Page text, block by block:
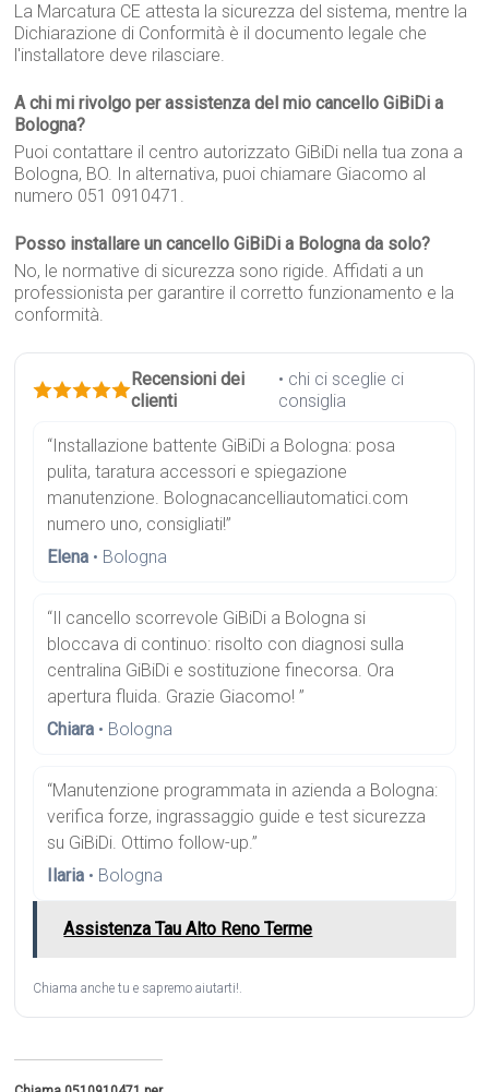
La Marcatura CE attesta la sicurezza del sistema, mentre la
Dichiarazione di Conformità è il documento legale che
l'installatore deve rilasciare.
A chi mi rivolgo per assistenza del mio cancello GiBiDi a
Bologna?
Puoi contattare il centro autorizzato GiBiDi nella tua zona a
Bologna, BO. In alternativa, puoi chiamare Giacomo al
numero 051 0910471.
Posso installare un cancello GiBiDi a Bologna da solo?
No, le normative di sicurezza sono rigide. Affidati a un
professionista per garantire il corretto funzionamento e la
conformità.
Recensioni dei
clienti
• chi ci sceglie ci
consiglia
“Installazione battente GiBiDi a Bologna: posa
pulita, taratura accessori e spiegazione
manutenzione. Bolognacancelliautomatici.com
numero uno, consigliati!”
Elena • Bologna
“Il cancello scorrevole GiBiDi a Bologna si
bloccava di continuo: risolto con diagnosi sulla
centralina GiBiDi e sostituzione finecorsa. Ora
apertura fluida. Grazie Giacomo! ”
Chiara • Bologna
“Manutenzione programmata in azienda a Bologna:
verifica forze, ingrassaggio guide e test sicurezza
su GiBiDi. Ottimo follow-up.”
Ilaria • Bologna
Assistenza Tau Alto Reno Terme
Chiama anche tu e sapremo aiutarti!.